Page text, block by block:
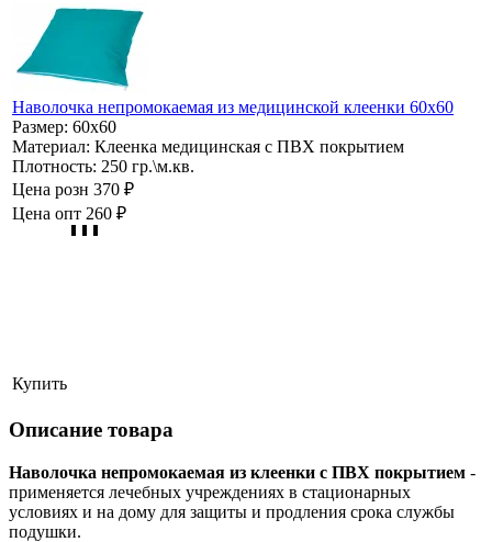
Наволочка непромокаемая из медицинской клеенки 60х60
Размер: 60х60
Материал: Клеенка медицинская с ПВХ покрытием
Плотность: 250 гр.\м.кв.
Цена розн 370 ₽
Цена опт 260 ₽
Купить
Описание товара
Наволочка непромокаемая из клеенки с ПВХ покрытием -
применяется лечебных учреждениях в стационарных
условиях и на дому для защиты и продления срока службы
подушки.